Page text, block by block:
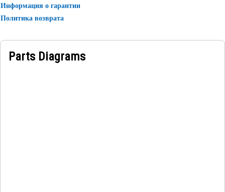
Информация о гарантии
Политика возврата
Parts Diagrams